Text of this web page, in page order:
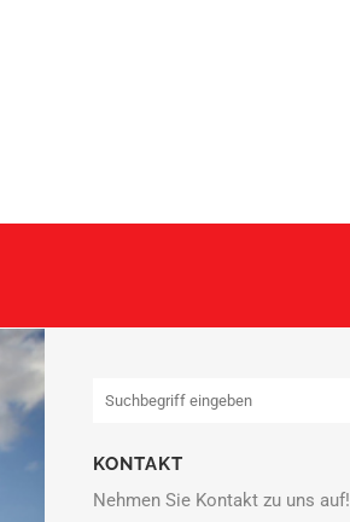
KONTAKT
Nehmen Sie Kontakt zu uns auf!